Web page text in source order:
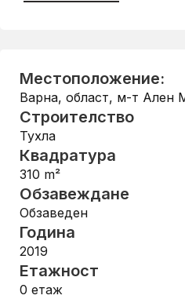
Местоположение:
Варна, област, м-т Ален
Строителство
Тухла
Квадратура
310 m²
Обзавеждане
Обзаведен
Година
2019
Етажност
0 етаж